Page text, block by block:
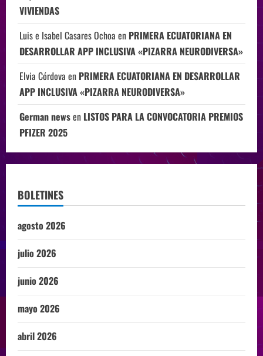
VIVIENDAS
Luis e Isabel Casares Ochoa en PRIMERA ECUATORIANA EN
DESARROLLAR APP INCLUSIVA «PIZARRA NEURODIVERSA»
Elvia Córdova en PRIMERA ECUATORIANA EN DESARROLLAR
APP INCLUSIVA «PIZARRA NEURODIVERSA»
German newsen LISTOS PARA LA CONVOCATORIA PREMIOS
PFIZER 2025
BOLETINES
agosto 2026
julio 2026
junio 2026
mayo 2026
abril 2026